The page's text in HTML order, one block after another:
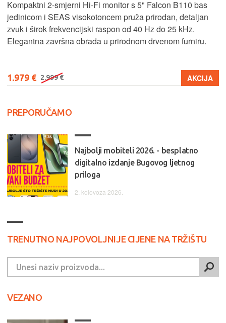
Kompaktni 2-smjerni Hi-Fi monitor s 5" Falcon B110 bas
jedinicom i SEAS visokotoncem pruža prirodan, detaljan
zvuk i širok frekvencijski raspon od 40 Hz do 25 kHz.
Elegantna završna obrada u prirodnom drvenom furniru.
1.979 € 2.999 € AKCIJA
PREPORUČAMO
Najbolji mobiteli 2026. - besplatno
digitalno izdanje Bugovog ljetnog
priloga
2. kolovoza 2026.
TRENUTNO NAJPOVOLJNIJE CIJENE NA TRŽIŠTU
VEZANO